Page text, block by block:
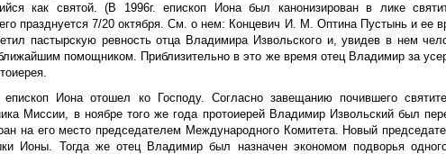
как святой. (В 1996г. епископ Иона был канонизирован в лике c
празднуется 7/20 октября. См. о нем: Концевич И. М. Оптина Пустынь и ее
пастырскую ревность отца Владимира Извольского и, увидев в нем
помощником. Приблизительно в это же время отец Владимир за
Иона отошел ко Господу. Согласно завещанию почившего
Миссии, в ноябре того же года протоиерей Владимир Извольский был
на его место председателем Международного Комитета. Новый
Ионы. Тогда же отец Владимир был назначен экономом подворья